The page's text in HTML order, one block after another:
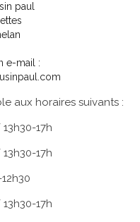
paul
e-mail :
aux horaires suivants :
17h
17h
17h